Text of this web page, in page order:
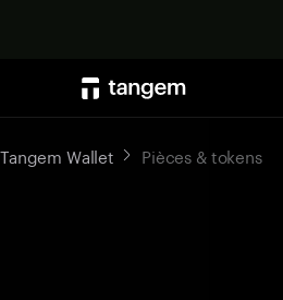
Tangem Wallet Pièces & tokens